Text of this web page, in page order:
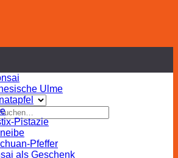
Ulme
Pistazie
Pfeffer
als Geschenk